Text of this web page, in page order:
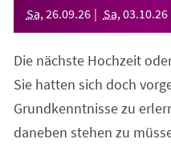
Sa, 26.09.26 Sa, 03.10.26
Die nächste Hochzeit
Sie hatten sich doch
Grundkenntnisse zu
daneben stehen zu